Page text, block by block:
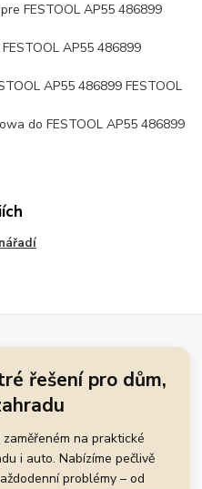
FESTOOL AP55 486899
AP55 486899
AP55 486899 FESTOOL
do FESTOOL AP55 486899
řešení pro dům,
na praktické
i auto. Nabízíme pečlivě
problémy – od